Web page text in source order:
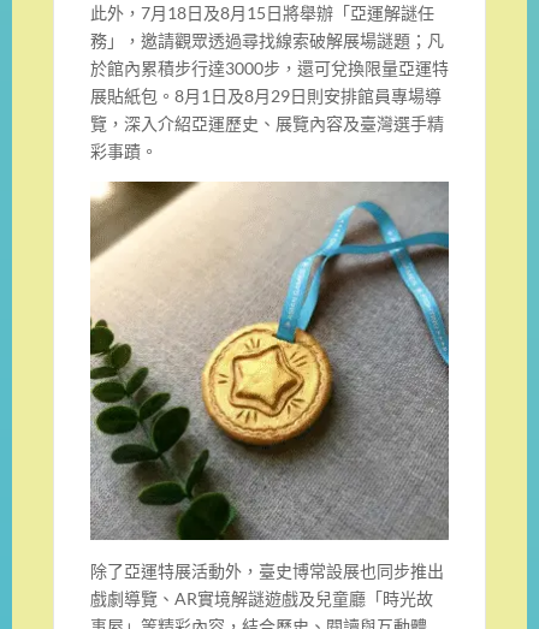
此外，7月18日及8月15日將舉辦「亞運解謎任
務」，邀請觀眾透過尋找線索破解展場謎題；凡
於館內累積步行達3000步，還可兌換限量亞運特
展貼紙包。8月1日及8月29日則安排館員專場導
覽，深入介紹亞運歷史、展覽內容及臺灣選手精
彩事蹟。
除了亞運特展活動外，臺史博常設展也同步推出
戲劇導覽、AR實境解謎遊戲及兒童廳「時光故